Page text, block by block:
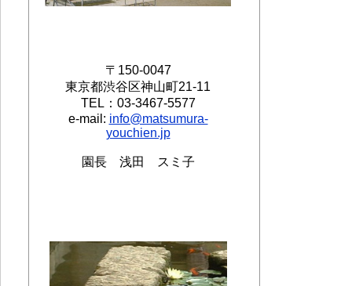
〒150-0047
東京都渋谷区神山町21-11
TEL：03-3467-5577
e-mail: info@matsumura-
youchien.jp
園長 浅田 スミ子